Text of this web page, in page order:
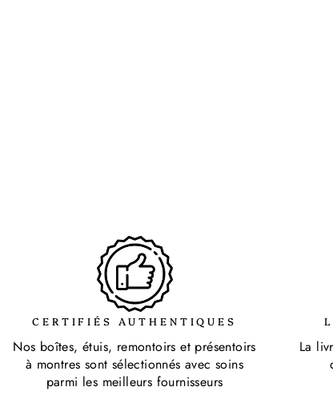
CERTIFIÉS AUTHENTIQUES
Nos boîtes, étuis, remontoirs et présentoirs
à montres sont sélectionnés avec soins
parmi les meilleurs fournisseurs
La